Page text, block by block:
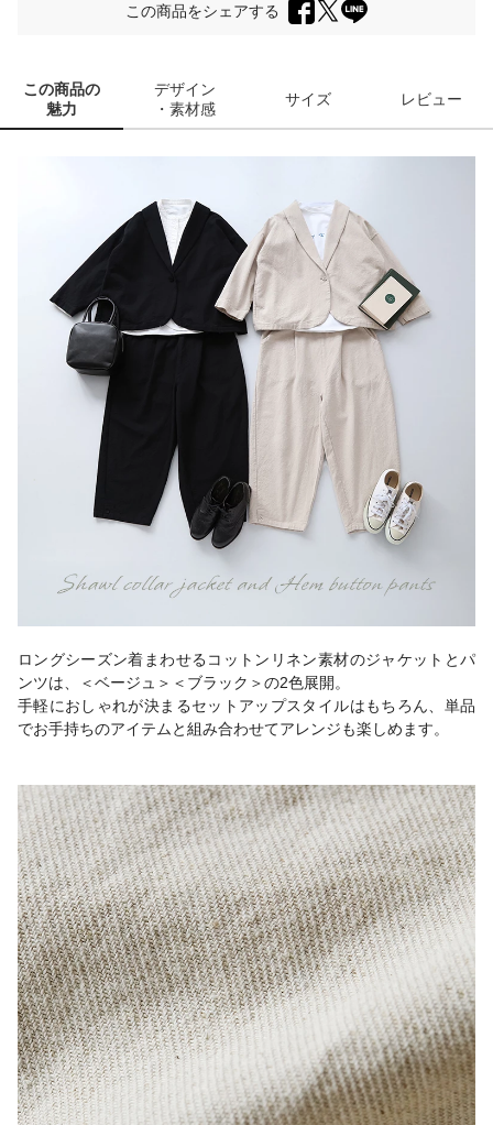
この商品をシェアする
この商品の
魅力
デザイン
・素材感
サイズ レビュー
ロングシーズン着まわせるコットンリネン素材のジャケットとパ
ンツは、＜ベージュ＞＜ブラック＞の2色展開。
手軽におしゃれが決まるセットアップスタイルはもちろん、単品
でお手持ちのアイテムと組み合わせてアレンジも楽しめます。